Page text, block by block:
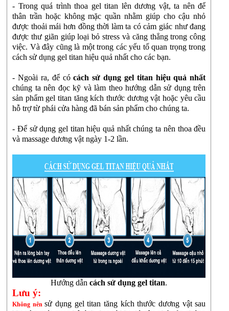
- Trong quá trình thoa gel titan lên dương vật, ta nên để
thân trần hoặc không mặc quần nhằm giúp cho cậu nhỏ
được thoải mái hơn đồng thời làm ta có cảm giác như đang
được thư giãn giúp loại bỏ stress và căng thẳng trong công
việc. Và đây cũng là một trong các yếu tố quan trọng trong
cách sử dụng gel titan hiệu quả nhất cho các bạn.
- Ngoài ra, để cócách sử dụng gel titan hiệu quả nhất
chúng ta nên đọc kỹ và làm theo hướng dẫn sử dụng trên
sản phẩm gel titan tăng kích thước dương vật hoặc yêu cầu
hỗ trợ từ phái cửa hàng đã bán sản phẩm cho chúng ta.
- Để sử dụng gel titan hiệu quả nhất chúng ta nên thoa đều
và massage dương vật ngày 1-2 lần.
Hướng dẫncách sử dụng gel titan.
Lưu ý:
Không nênsử dụng gel titan tăng kích thước dương vậtsau